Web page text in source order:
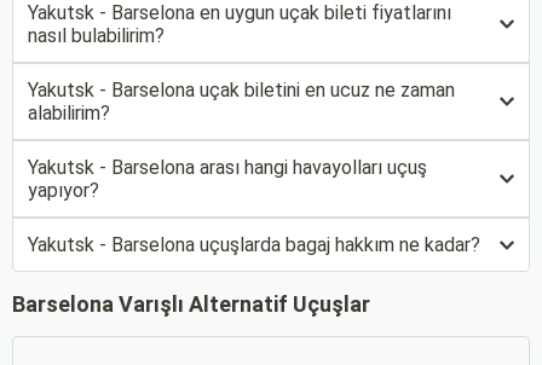
Yakutsk - Barselona en uygun uçak bileti fiyatlarını
nasıl bulabilirim?
Yakutsk - Barselona uçak biletini en ucuz ne zaman
alabilirim?
Yakutsk - Barselona arası hangi havayolları uçuş
yapıyor?
Yakutsk - Barselona uçuşlarda bagaj hakkım ne kadar?
Barselona Varışlı Alternatif Uçuşlar